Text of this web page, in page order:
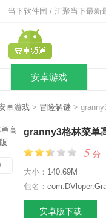
当下软件园 / 汇聚当下最新
安卓游戏
卓游戏 > 冒险解谜 >
granny3格林菜单
5 分
大小： 140.69M
包名：
安卓版下载